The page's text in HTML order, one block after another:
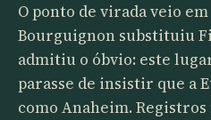
O ponto de virada veio
Bourguignon substituiu
admitiu o óbvio: este
parasse de insistir que a
como Anaheim.